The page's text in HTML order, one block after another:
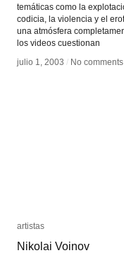
temáticas como la
codicia, la violencia y el
una atmósfera
los videos cuestionan
julio 1, 2003 / No comments
julio 1, 2003 / No comments
artistas
Nikolai Voinov
artistas
Nikolai Voinov